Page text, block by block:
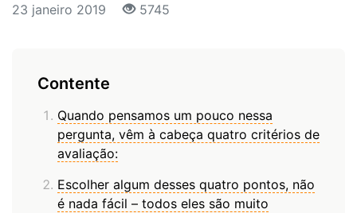
23 janeiro 2019 5745
Contente
Quando pensamos um pouco nessa
pergunta, vêm à cabeça quatro critérios de
avaliação:
Escolher algum desses quatro pontos, não
é nada fácil – todos eles são muito